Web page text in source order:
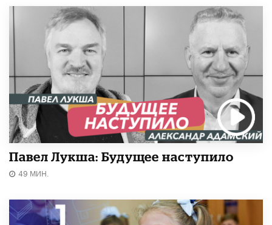
Павел Лукша: Будущее наступило
49 МИН.